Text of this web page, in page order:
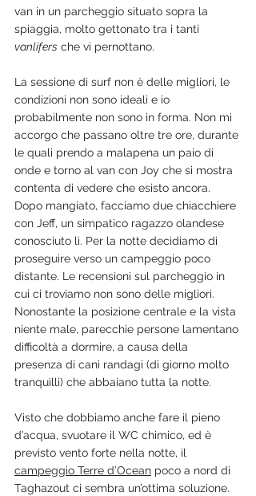
van in un parcheggio situato sopra la
spiaggia, molto gettonato tra i tanti
vanlifers che vi pernottano.
La sessione di surf non è delle migliori, le
condizioni non sono ideali e io
probabilmente non sono in forma. Non mi
accorgo che passano oltre tre ore, durante
le quali prendo a malapena un paio di
onde e torno al van con Joy che si mostra
contenta di vedere che esisto ancora.
Dopo mangiato, facciamo due chiacchiere
con Jeff, un simpatico ragazzo olandese
conosciuto lì. Per la notte decidiamo di
proseguire verso un campeggio poco
distante. Le recensioni sul parcheggio in
cui ci troviamo non sono delle migliori.
Nonostante la posizione centrale e la vista
niente male, parecchie persone lamentano
difficoltà a dormire, a causa della
presenza di cani randagi (di giorno molto
tranquilli) che abbaiano tutta la notte.
Visto che dobbiamo anche fare il pieno
d’acqua, svuotare il WC chimico, ed è
previsto vento forte nella notte, il
campeggio Terre d’Ocean poco a nord di
Taghazout ci sembra un’ottima soluzione.